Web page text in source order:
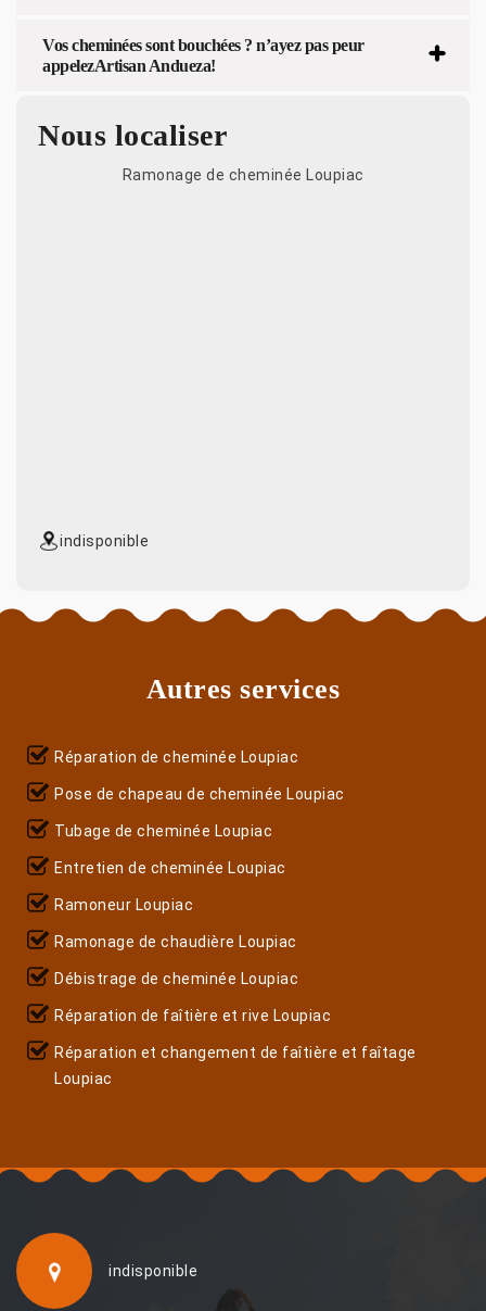
Vos cheminées sont bouchées ? n’ayez pas peur
appelezArtisan Andueza!
Nous localiser
Ramonage de cheminée Loupiac
indisponible
Autres services
Réparation de cheminée Loupiac
Pose de chapeau de cheminée Loupiac
Tubage de cheminée Loupiac
Entretien de cheminée Loupiac
Ramoneur Loupiac
Ramonage de chaudière Loupiac
Débistrage de cheminée Loupiac
Réparation de faîtière et rive Loupiac
Réparation et changement de faîtière et faîtage
Loupiac
indisponible